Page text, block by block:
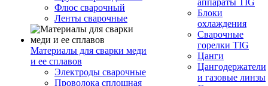
Флюс сварочный
Ленты сварочные
Материалы для сварки меди
и ее сплавов
Электроды сварочные
Проволока сплошная
аппараты TIG
Блоки
охлаждения
Сварочные
горелки TIG
Цанги
Цангодержатели
и газовые линзы